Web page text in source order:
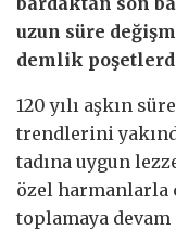
uzun süre
demlik
120 yılı aşkın
trendlerini
tadına uygun
özel harmanlarla
toplamaya